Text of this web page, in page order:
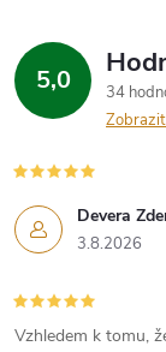
5,0
34
Devera
3.8.2026
Vzhledem k tomu,